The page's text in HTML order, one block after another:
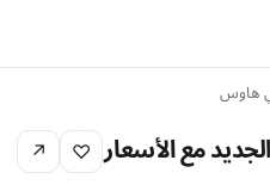
هاوس
مع الأسعار
♡
↗